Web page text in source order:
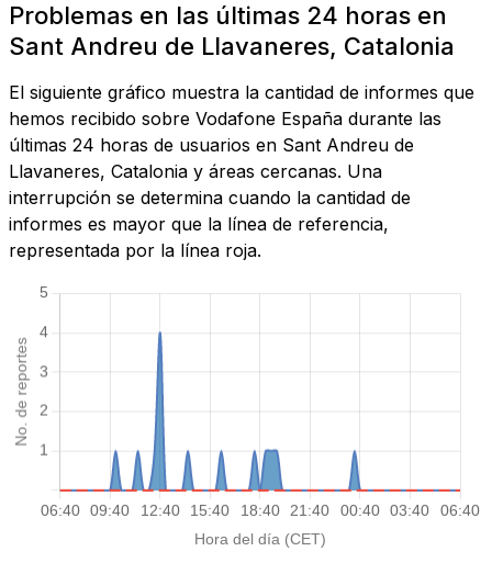
Problemas en las últimas 24 horas en
Sant Andreu de Llavaneres, Catalonia
El siguiente gráfico muestra la cantidad de informes que
hemos recibido sobre Vodafone España durante las
últimas 24 horas de usuarios en Sant Andreu de
Llavaneres, Catalonia y áreas cercanas. Una
interrupción se determina cuando la cantidad de
informes es mayor que la línea de referencia,
representada por la línea roja.